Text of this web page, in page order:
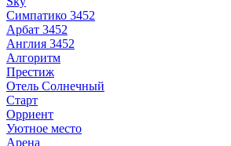
Симпатико 3452
Арбат 3452
Англия 3452
Алгоритм
Престиж
Отель Солнечный
Старт
Орриент
Уютное место
Арена